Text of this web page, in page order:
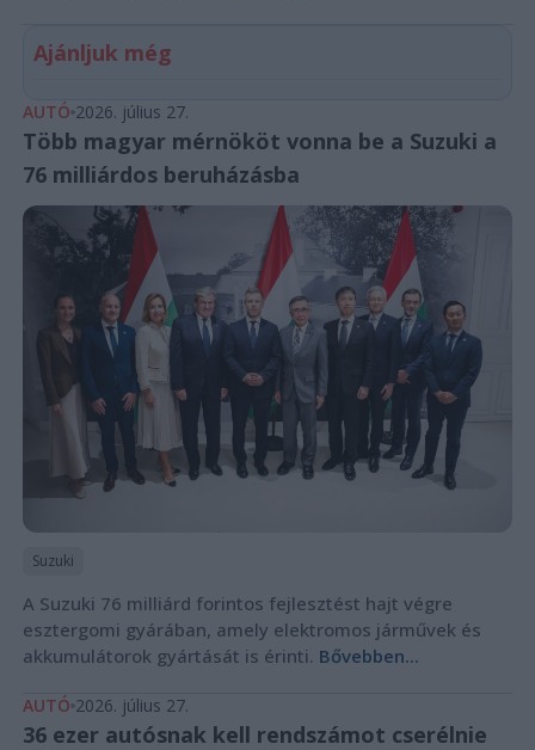
Ajánljuk még
AUTÓ 2026. július 27.
Több magyar mérnököt vonna be a Suzuki a
76 milliárdos beruházásba
Suzuki
A Suzuki 76 milliárd forintos fejlesztést hajt végre
esztergomi gyárában, amely elektromos járművek és
akkumulátorok gyártását is érinti. Bővebben...
AUTÓ 2026. július 27.
36 ezer autósnak kell rendszámot cserélnie